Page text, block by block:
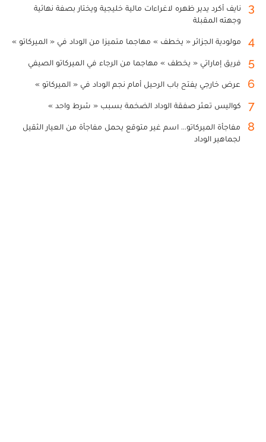
3
نايف أكرد يدير ظهره لاغراءات مالية خليجية ويختار بصفة نهائية
وجهته المقبلة
4 مولودية الجزائر « يخطف » مهاجما متميزا من الوداد في « الميركاتو »
5 فريق إماراتي « يخطف » مهاجما من الرجاء في الميركاتو الصيفي
6 عرض خارجي يفتح باب الرحيل أمام نجم الوداد في « الميركاتو »
7 كواليس تعثر صفقة الوداد الضخمة بسبب « شرط واحد »
8
مفاجأة الميركاتو... اسم غير متوقع يحمل مفاجأة من العيار الثقيل
لجماهير الوداد